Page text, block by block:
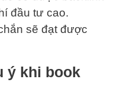
đầu tư cao.
sẽ đạt được
ý khi book